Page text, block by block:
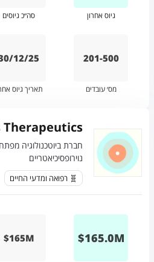
גיוס אחרון סה״כ גיוסים
201-500
מס׳ עובדים
12/25
תאריך גיוס
Therapeutics
חברת ביוטכנולוגיה
נוירופסיכיאטריים
🧬 רפואה ומדעי החיים
M
165.0
$
$165M